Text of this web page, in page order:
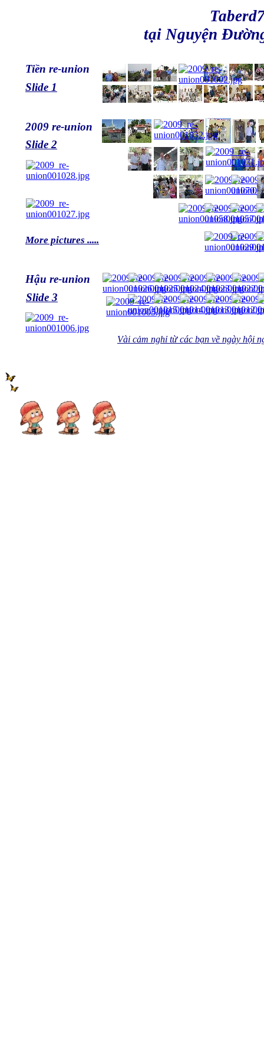
Tiền re-union
2009 re-union
Hậu re-union
Taberd75's
tại Nguyện
Slide 2
Slide 1
Slide 3
More pictures .....
Vài cảm nghỉ từ các bạn về ngày hội